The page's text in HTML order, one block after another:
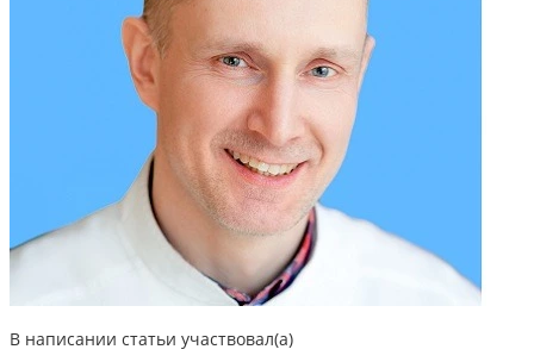
В написании статьи участвовал(а)